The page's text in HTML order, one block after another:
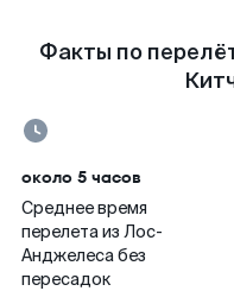
Факты по
около 5 часов
Среднее время
перелета из Лос-
Анджелеса без
пересадок